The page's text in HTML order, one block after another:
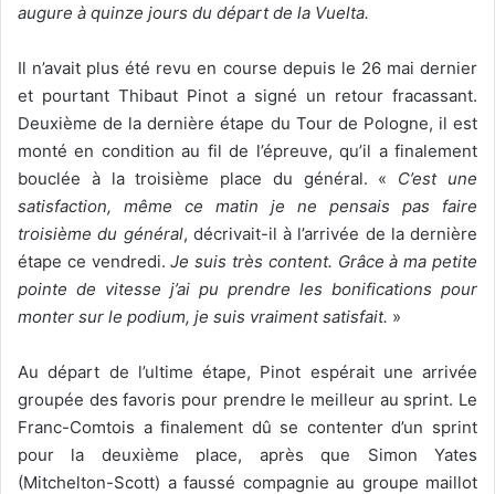
augure à quinze jours du départ de la Vuelta.
Il n’avait plus été revu en course depuis le 26 mai dernier
et pourtant Thibaut Pinot a signé un retour fracassant.
Deuxième de la dernière étape du Tour de Pologne, il est
monté en condition au fil de l’épreuve, qu’il a finalement
bouclée à la troisième place du général. « C’est une
satisfaction, même ce matin je ne pensais pas faire
troisième du général, décrivait-il à l’arrivée de la dernière
étape ce vendredi.Je suis très content. Grâce à ma petite
pointe de vitesse j’ai pu prendre les bonifications pour
monter sur le podium, je suis vraiment satisfait. »
Au départ de l’ultime étape, Pinot espérait une arrivée
groupée des favoris pour prendre le meilleur au sprint. Le
Franc-Comtois a finalement dû se contenter d’un sprint
pour la deuxième place, après que Simon Yates
(Mitchelton-Scott) a faussé compagnie au groupe maillot